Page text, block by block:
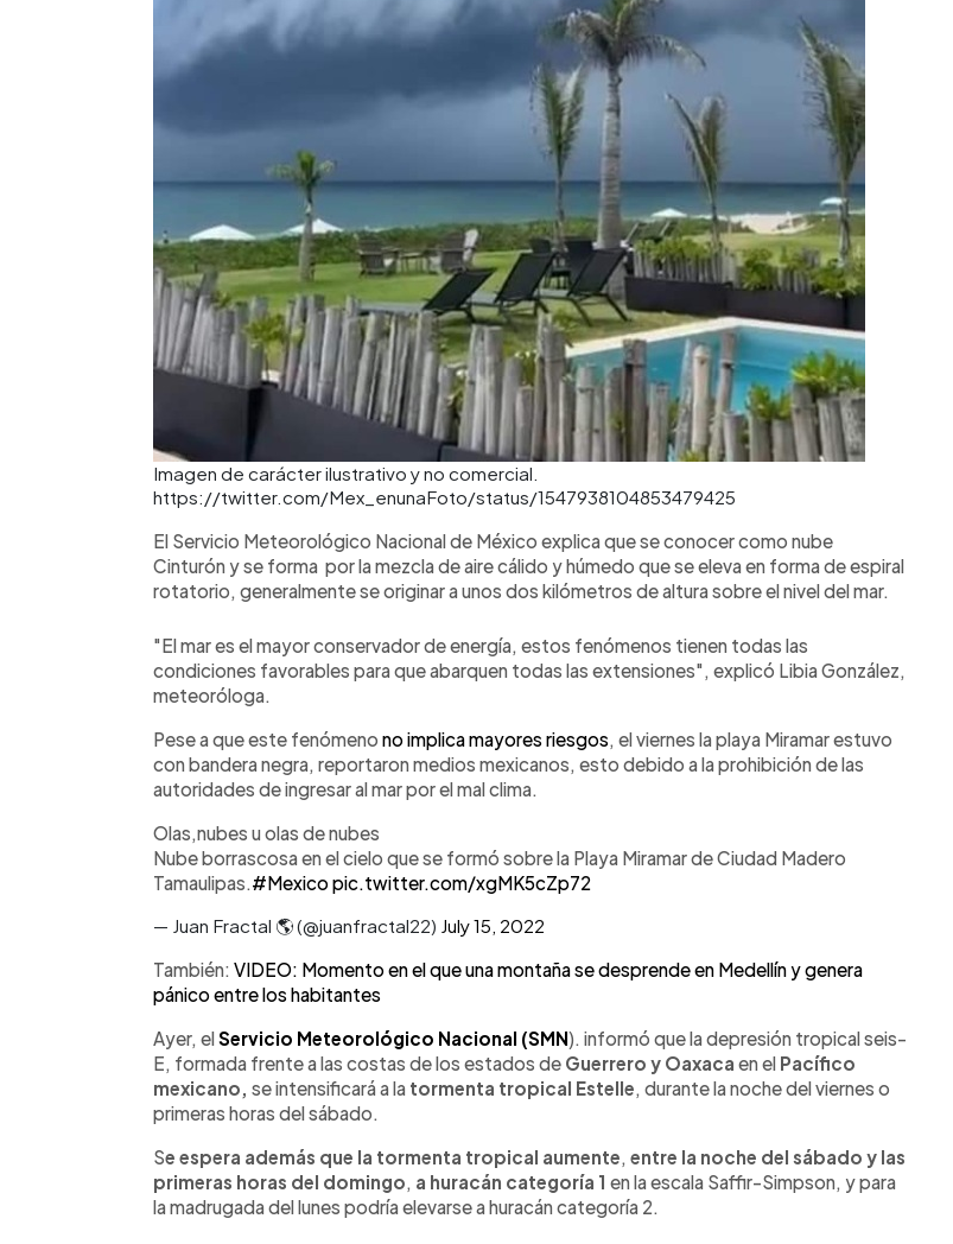
Imagen de carácter ilustrativo y no comercial.
https://twitter.com/Mex_enunaFoto/status/1547938104853479425
El Servicio Meteorológico Nacional de México explica que se conocer como nube
Cinturón y se forma por la mezcla de aire cálido y húmedo que se eleva en forma de espiral
rotatorio, generalmente se originar a unos dos kilómetros de altura sobre el nivel del mar.
"El mar es el mayor conservador de energía, estos fenómenos tienen todas las
condiciones favorables para que abarquen todas las extensiones", explicó Libia González,
meteoróloga.
Pese a que este fenómeno no implica mayores riesgos , el viernes la playa Miramar estuvo
con bandera negra, reportaron medios mexicanos, esto debido a la prohibición de las
autoridades de ingresar al mar por el mal clima.
Olas,nubes u olas de nubes
Nube borrascosa en el cielo que se formó sobre la Playa Miramar de Ciudad Madero
Tamaulipas. #Mexicopic.twitter.com/xgMK5cZp72
— Juan Fractal 🌎 (@juanfractal22) July 15, 2022
También: VIDEO: Momento en el que una montaña se desprende en Medellín y genera
pánico entre los habitantes
Ayer, elServicio Meteorológico Nacional (SMN). informó que la depresión tropical seis-
E, formada frente a las costas de los estados de Guerrero y Oaxaca en el Pacífico
mexicano, se intensificará a la tormenta tropical Estelle , durante la noche del viernes o
primeras horas del sábado.
Se espera además que la tormenta tropical aumente entre la noche del sábado y las
primeras horas del domingo a huracán categoría 1 en la escala Saffir-Simpson, y para
la madrugada del lunes podría elevarse a huracán categoría 2.